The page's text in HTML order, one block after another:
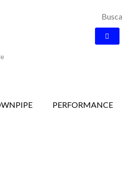
Search
PERFORMANCE